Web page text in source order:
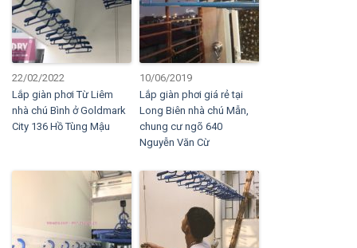
22/02/2022
Lắp giàn phơi Từ Liêm
nhà chú Bình ở Goldmark
City 136 Hồ Tùng Mậu
10/06/2019
Lắp giàn phơi giá rẻ tại
Long Biên nhà chú Mẫn,
chung cư ngõ 640
Nguyễn Văn Cừ